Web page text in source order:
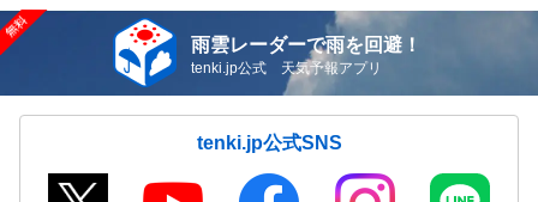
雨雲レーダーで雨を回避！
tenki.jp公式 天気予報アプリ
tenki.jp公式SNS